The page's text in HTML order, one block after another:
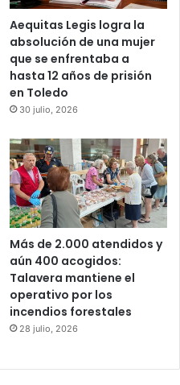
Aequitas Legis logra la
absolución de una mujer
que se enfrentaba a
hasta 12 años de prisión
en Toledo
30 julio, 2026
Más de 2.000 atendidos y
aún 400 acogidos:
Talavera mantiene el
operativo por los
incendios forestales
28 julio, 2026